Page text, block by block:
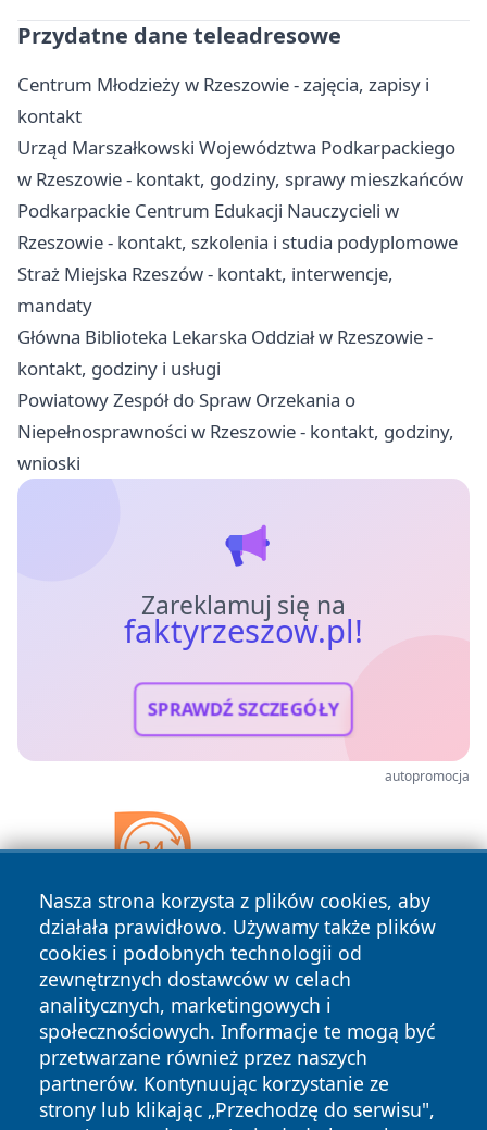
Przydatne dane teleadresowe
Centrum Młodzieży w Rzeszowie - zajęcia, zapisy i
kontakt
Urząd Marszałkowski Województwa Podkarpackiego
w Rzeszowie - kontakt, godziny, sprawy mieszkańców
Podkarpackie Centrum Edukacji Nauczycieli w
Rzeszowie - kontakt, szkolenia i studia podyplomowe
Straż Miejska Rzeszów - kontakt, interwencje,
mandaty
Główna Biblioteka Lekarska Oddział w Rzeszowie -
kontakt, godziny i usługi
Powiatowy Zespół do Spraw Orzekania o
Niepełnosprawności w Rzeszowie - kontakt, godziny,
wnioski
Zareklamuj się na
faktyrzeszow.pl!
SPRAWDŹ SZCZEGÓŁY
autopromocja
Nasza strona korzysta z plików cookies, aby
działała prawidłowo. Używamy także plików
cookies i podobnych technologii od
zewnętrznych dostawców w celach
analitycznych, marketingowych i
społecznościowych. Informacje te mogą być
przetwarzane również przez naszych
partnerów. Kontynuując korzystanie ze
strony lub klikając „Przechodzę do serwisu",